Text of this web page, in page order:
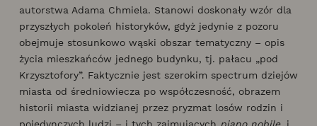
autorstwa Adama Chmiela. Stanowi doskonały wzór dla
przyszłych pokoleń historyków, gdyż jedynie z pozoru
obejmuje stosunkowo wąski obszar tematyczny – opis
życia mieszkańców jednego budynku, tj. pałacu „pod
Krzysztofory”. Faktycznie jest szerokim spectrum dziejów
miasta od średniowiecza po współczesność, obrazem
historii miasta widzianej przez pryzmat losów rodzin i